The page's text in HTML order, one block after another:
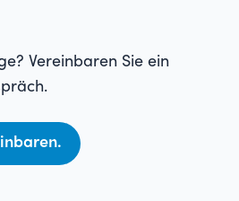
Vereinbaren Sie ein